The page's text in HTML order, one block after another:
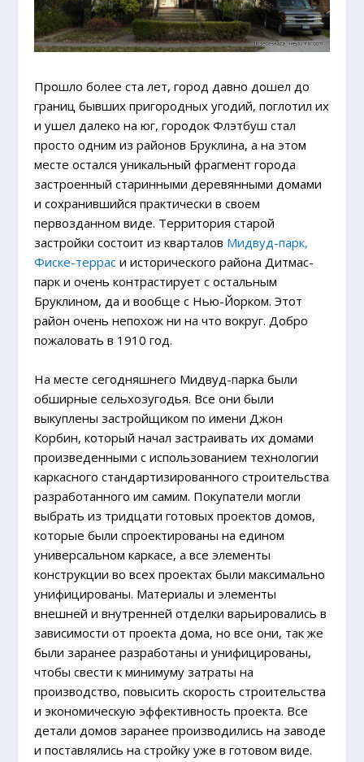
Прошло более ста лет, город давно дошел до
границ бывших пригородных угодий, поглотил их
и ушел далеко на юг, городок Флэтбуш стал
просто одним из районов Бруклина, а на этом
месте остался уникальный фрагмент города
застроенный старинными деревянными домами
и сохранившийся практически в своем
первозданном виде. Территория старой
застройки состоит из кварталов Мидвуд-парк,
Фиске-терраси исторического района Дитмас-
парк и очень контрастирует с остальным
Бруклином, да и вообще с Нью-Йорком. Этот
район очень непохож ни на что вокруг. Добро
пожаловать в 1910 год.
На месте сегодняшнего Мидвуд-парка были
обширные сельхозугодья. Все они были
выкуплены застройщиком по имени Джон
Корбин, который начал застраивать их домами
произведенными с использованием технологии
каркасного стандартизированного строительства
разработанного им самим. Покупатели могли
выбрать из тридцати готовых проектов домов,
которые были спроектированы на едином
универсальном каркасе, а все элементы
конструкции во всех проектах были максимально
унифицированы. Материалы и элементы
внешней и внутренней отделки варьировались в
зависимости от проекта дома, но все они, так же
были заранее разработаны и унифицированы,
чтобы свести к минимуму затраты на
производство, повысить скорость строительства
и экономическую эффективность проекта. Все
детали домов заранее производились на заводе
и поставлялись на стройку уже в готовом виде.